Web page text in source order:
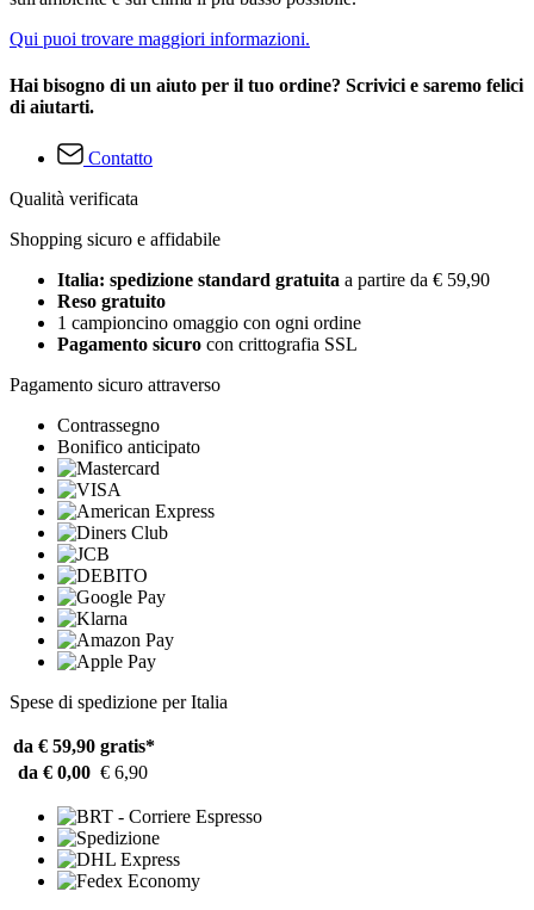
Qui puoi trovare maggiori informazioni.
Hai bisogno di un aiuto per il tuo ordine? Scrivici e saremo felici
di aiutarti.
Contatto
Qualità verificata
Shopping sicuro e affidabile
Italia: spedizione standard gratuita a partire da € 59,90
Reso gratuito
1 campioncino omaggio con ogni ordine
Pagamento sicuro con crittografia SSL
Pagamento sicuro attraverso
Contrassegno
Bonifico anticipato
Spese di spedizione per Italia
da € 59,90 gratis*
da € 0,00 € 6,90